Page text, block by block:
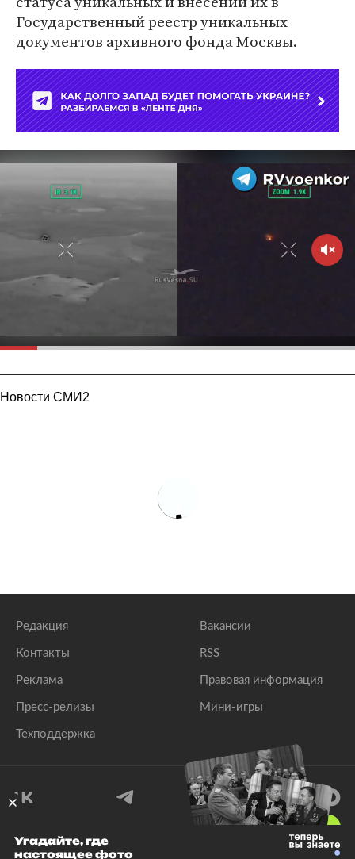
Государственный реестр уникальных
документов архивного фонда Москвы.
Новости СМИ2
Редакция
Контакты
Реклама
Пресс-релизы
Техподдержка
Вакансии
RSS
Правовая информация
Мини-игры
© 1999–2026 Все права защищены.
Угадайте, где
настоящее фото